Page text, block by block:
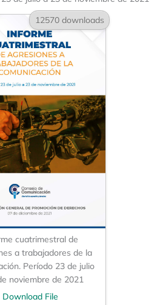
12570 downloads
cuatrimestral de
a trabajadores de la
Período 23 de julio
noviembre de 2021
Download File